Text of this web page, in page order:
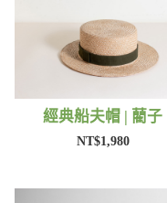
經典船夫帽 | 藺子
NT$1,980